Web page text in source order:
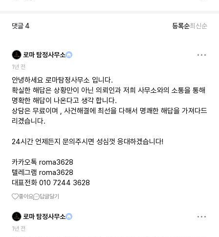
댓글 4 등록순최신순
로마 탐정사무소
1년 전
안녕하세요 로마탐정사무소 입니다.
확실한 해답은 상황만이 아닌 의뢰인과 저희 사무소와의 소통을 통해
명확한 해답이 나온다고 생각 합니다.
상담은 무료이며 , 사건해결에 최선을 다해서 명쾌한 해답을 가져다드
리겠습니다.
24시간 언제든지 문의주시면 성심껏 응대하겠습니다!
카카오톡 roma3628
텔레그램 roma3628
대표전화 010 7244 3628
좋아요 답글달기
로마 탐정사무소
1년 전